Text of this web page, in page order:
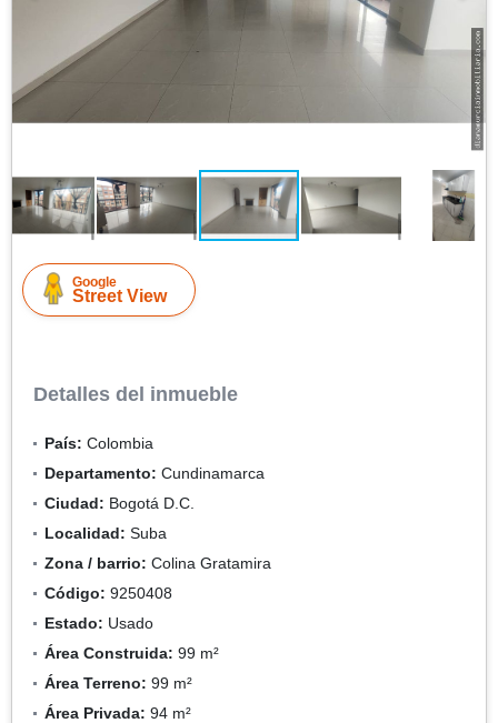
Google
Street View
Detalles del inmueble
País: Colombia
Departamento: Cundinamarca
Ciudad: Bogotá D.C.
Localidad: Suba
Zona / barrio: Colina Gratamira
Código: 9250408
Estado: Usado
Área Construida: 99 m²
Área Terreno: 99 m²
Área Privada: 94 m²